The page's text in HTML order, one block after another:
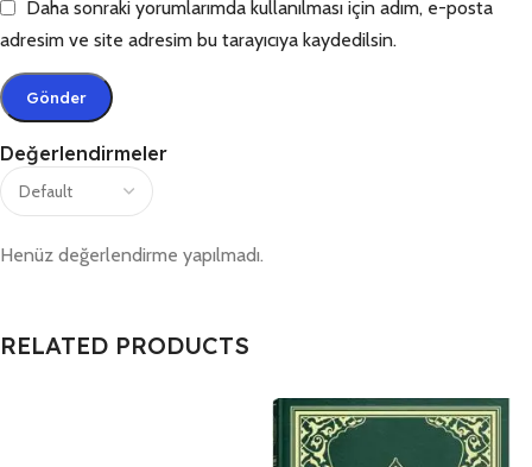
Değerlendirmeler
Henüz değerlendirme yapılmadı.
Daha sonraki yorumlarımda kullanılması için adım, e-posta
adresim ve site adresim bu tarayıcıya kaydedilsin.
RELATED PRODUCTS